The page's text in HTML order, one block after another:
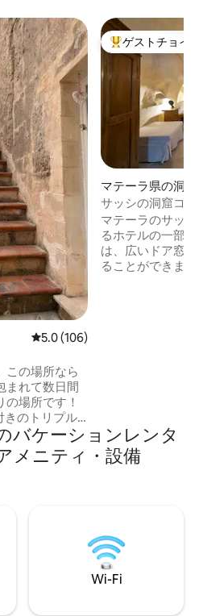
す。
レビュー106件、5つ星中5.0つ
5.0 (106)
この場所なら
まれて数日間
場所です！
のトリプル
ングルベッ
、そしてプ
の防音ダブル
適です。🧳
大好評のゲスト
ゲストチョイス
マテーラ県の洞窟
サッシの洞窟コン
マテーラのサッシ
るホテルの一部で
は、広いドア窓か
ることができます
バケーションレンタ
メニティ・設備
Wi-Fi